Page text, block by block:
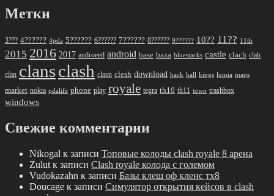
Метки
3??? 4?????? 4pda 5?????? 6?????? 7?????? 8?????? 9?????? 10?? 11?? 11th
2015 2016 2017 androeed android base baza bluestacks castle clach clah
clan clansclash clasn clesh download hack hall kings lumia maps
market nokia pdalife phone play royale tegra th10 th11 town trashbox
windows
Свежие комментарии
Nikogal к записи Топовые колоды clash royale 8 арена
Zulut к записи Clash royale колода с големом
Vudokazahn к записи Базы клеш оф кленс тх8
Doucage к записи Симулятор открытия кейсов в clash